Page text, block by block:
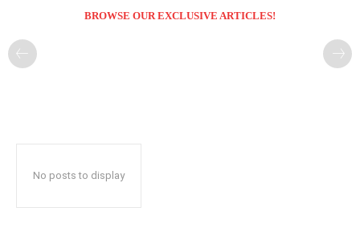
BROWSE OUR EXCLUSIVE ARTICLES!
No posts to display